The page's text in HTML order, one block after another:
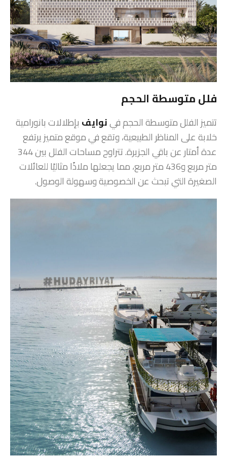
فلل متوسطة الحجم
تتميز الفلل متوسطة الحجم فينوايف بإطلالات بانورامية
خلابة على المناظر الطبيعية، وتقع في موقع متميز يرتفع
عدة أمتار عن باقي الجزيرة. تتراوح مساحات الفلل بين 344
متر مربع و436 متر مربع، مما يجعلها ملاذًا مثاليًا للعائلات
الصغيرة التي تبحث عن الخصوصية وسهولة الوصول.